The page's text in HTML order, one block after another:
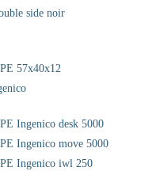
side noir
57x40x12
Ingenico desk 5000
Ingenico move 5000
Ingenico iwl 250